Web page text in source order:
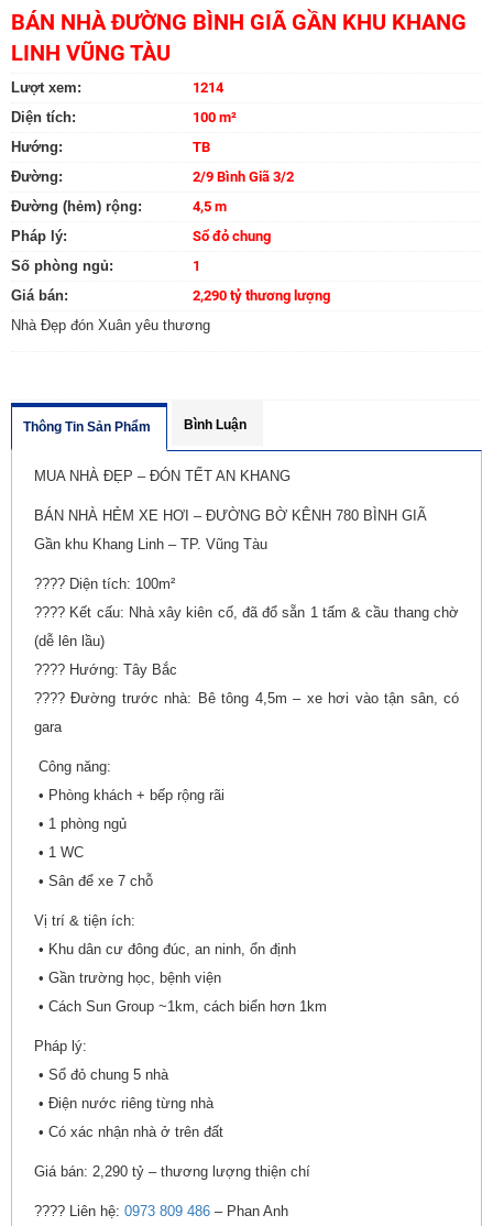
BÁN NHÀ ĐƯỜNG BÌNH GIÃ GẦN KHU KHANG
LINH VŨNG TÀU
Lượt xem:
1214
Diện tích:
100 m²
Hướng:
TB
Đường:
2/9 Bình Giã 3/2
Đường (hẻm) rộng:
4,5 m
Pháp lý:
Sổ đỏ chung
Số phòng ngủ:
1
Giá bán:
2,290 tỷ thương lượng
Nhà Đẹp đón Xuân yêu thương
Thông Tin Sản Phẩm Bình Luận
MUA NHÀ ĐẸP – ĐÓN TẾT AN KHANG
BÁN NHÀ HẺM XE HƠI – ĐƯỜNG BỜ KÊNH 780 BÌNH GIÃ
Gần khu Khang Linh – TP. Vũng Tàu
???? Diện tích: 100m²
???? Kết cấu: Nhà xây kiên cố, đã đổ sẵn 1 tấm & cầu thang chờ
(dễ lên lầu)
???? Hướng: Tây Bắc
???? Đường trước nhà: Bê tông 4,5m – xe hơi vào tận sân, có
gara
Công năng:
• Phòng khách + bếp rộng rãi
• 1 phòng ngủ
• 1 WC
• Sân để xe 7 chỗ
Vị trí & tiện ích:
• Khu dân cư đông đúc, an ninh, ổn định
• Gần trường học, bệnh viện
• Cách Sun Group ~1km, cách biển hơn 1km
Pháp lý:
• Sổ đỏ chung 5 nhà
• Điện nước riêng từng nhà
• Có xác nhận nhà ở trên đất
Giá bán: 2,290 tỷ – thương lượng thiện chí
???? Liên hệ: 0973 809 486 – Phan Anh